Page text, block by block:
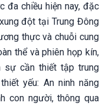
đa chiều hiện nay, đặc
đột tại Trung Đông
thực và chuỗi cung
thể và phiên họp kín,
sự cần thiết tập trung
yếu: An ninh năng
con người, thông qua